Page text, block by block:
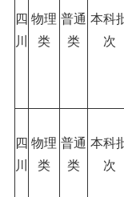
四
川
物理
类
普通
类
本科
次
四
川
物理
类
普通
类
本科
次